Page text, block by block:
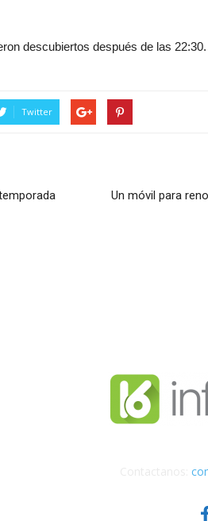
descubiertos después de las 22:30.
Twitter
Un móvil para